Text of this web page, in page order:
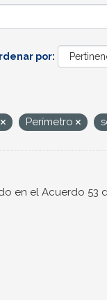
por
Perímetro
en el Acuerdo 53